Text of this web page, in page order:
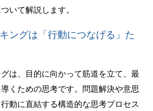
いて解説します。
ングは「行動につなげる」た
は、目的に向かって筋道を立て、最
くための思考です。問題解決や意思
動に直結する構造的な思考プロセス